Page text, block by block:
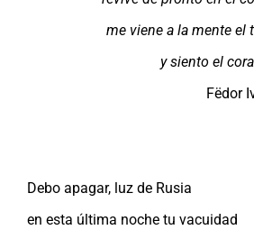
me viene a la mente el
y siento el
Fëdor
Debo apagar, luz de Rusia
en esta última noche tu vacuidad